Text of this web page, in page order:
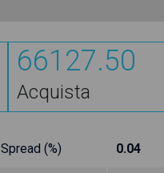
66127.50
Acquista
Spread (%) 0.04